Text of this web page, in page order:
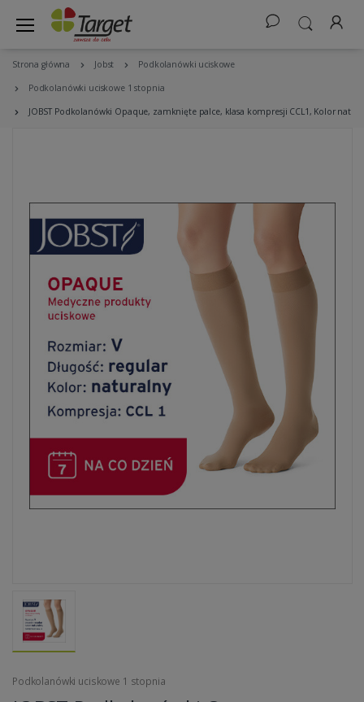
Strona główna Jobst Podkolanówki uciskowe
Podkolanówki uciskowe 1 stopnia
JOBST Podkolanówki Opaque, zamknięte palce, klasa kompresji CCL1, Kolor
Podkolanówki uciskowe 1 stopnia